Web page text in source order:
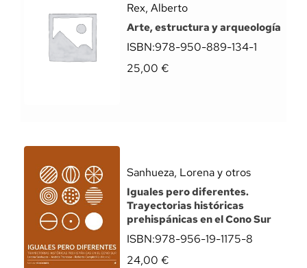
Rex, Alberto
Arte, estructura y arqueología
ISBN:978-950-889-134-1
25,00 €
Sanhueza, Lorena y otros
Iguales pero diferentes.
Trayectorias históricas
prehispánicas en el Cono Sur
ISBN:978-956-19-1175-8
24,00 €